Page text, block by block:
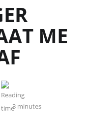
ME
3 minutes